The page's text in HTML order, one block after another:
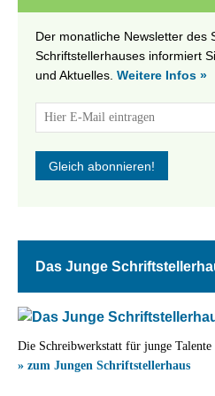
Der monatliche Newsletter des
Schriftstellerhauses informiert
und Aktuelles. Weitere Infos »
Das Junge
Die Schreibwerkstatt für junge Talente
» zum Jungen Schriftstellerhaus